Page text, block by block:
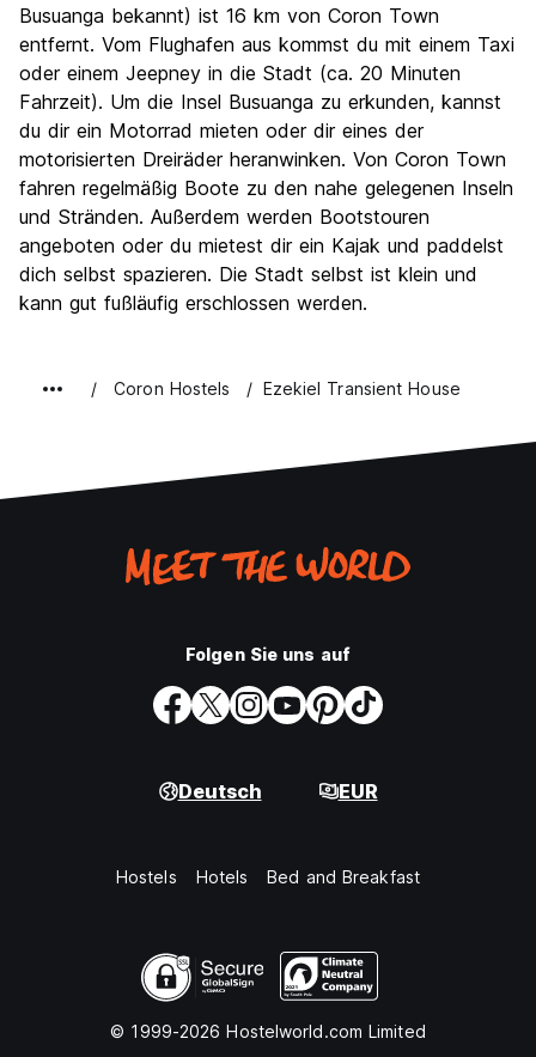
Busuanga bekannt) ist 16 km von Coron Town
entfernt. Vom Flughafen aus kommst du mit einem Taxi
oder einem Jeepney in die Stadt (ca. 20 Minuten
Fahrzeit). Um die Insel Busuanga zu erkunden, kannst
du dir ein Motorrad mieten oder dir eines der
motorisierten Dreiräder heranwinken. Von Coron Town
fahren regelmäßig Boote zu den nahe gelegenen Inseln
und Stränden. Außerdem werden Bootstouren
angeboten oder du mietest dir ein Kajak und paddelst
dich selbst spazieren. Die Stadt selbst ist klein und
kann gut fußläufig erschlossen werden.
Coron Hostels Ezekiel Transient House
Folgen Sie uns auf
Deutsch EUR
Hostels Hotels Bed and Breakfast
© 1999-2026 Hostelworld.com Limited